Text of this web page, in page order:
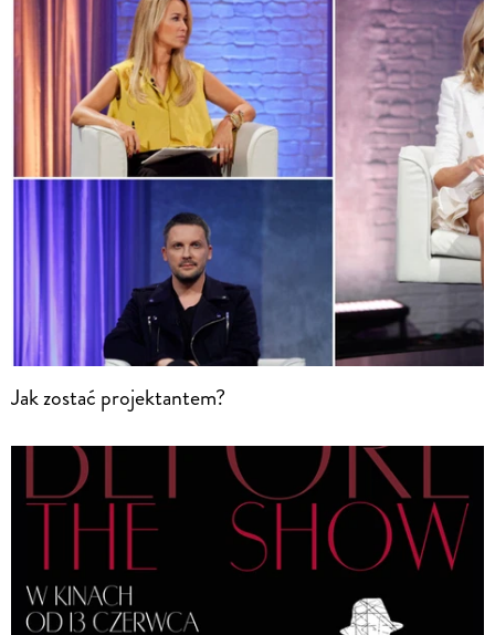
Jak zostać projektantem?